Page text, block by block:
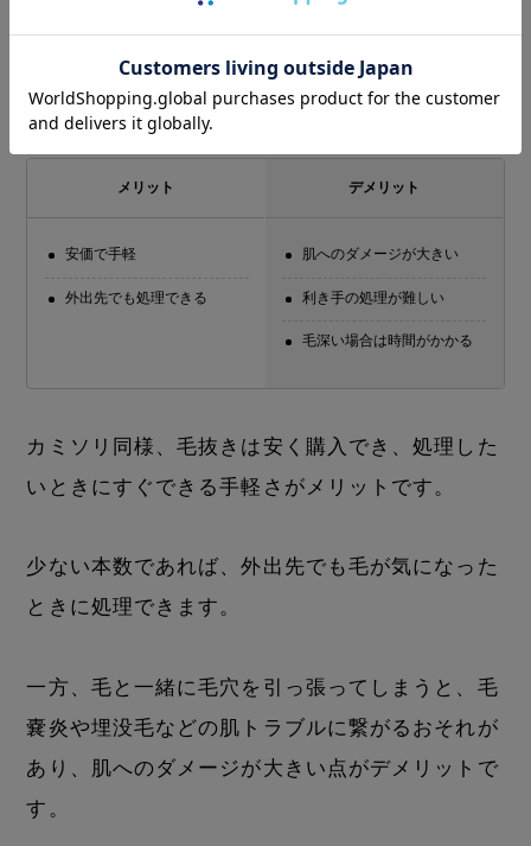
毛抜き
メリット
安価で手軽
外出先でも処理できる
デメリット
肌へのダメージが大きい
利き手の処理が難しい
毛深い場合は時間がかかる
カミソリ同様、毛抜きは安く購入でき、処理した
いときにすぐできる手軽さがメリットです。
少ない本数であれば、外出先でも毛が気になった
ときに処理できます。
一方、毛と一緒に毛穴を引っ張ってしまうと、毛
嚢炎や埋没毛などの肌トラブルに繋がるおそれが
あり、肌へのダメージが大きい点がデメリットで
す。